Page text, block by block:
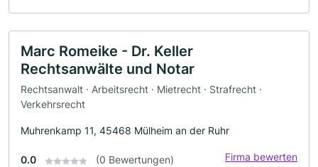
Marc Romeike - Dr. Keller
Rechtsanwälte und Notar
Rechtsanwalt · Arbeitsrecht · Mietrecht · Strafrecht ·
Verkehrsrecht
Muhrenkamp 11, 45468 Mülheim an der Ruhr
0.0 (0 Bewertungen) Firma bewerten